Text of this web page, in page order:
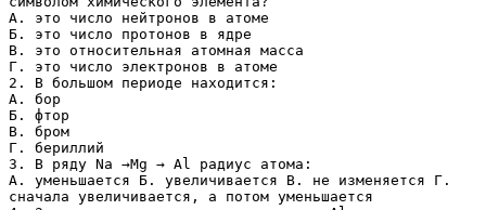
А. это число нейтронов в атоме
Б. это число протонов в ядре
В. это относительная атомная масса
Г. это число электронов в атоме
2. В большом периоде находится:
А. бор
Б. фтор
В. бром
Г. бериллий
3. В ряду Na →Mg → Al радиус атома:
А. уменьшается Б. увеличивается В. не изменяется Г.
сначала увеличивается, а потом уменьшается